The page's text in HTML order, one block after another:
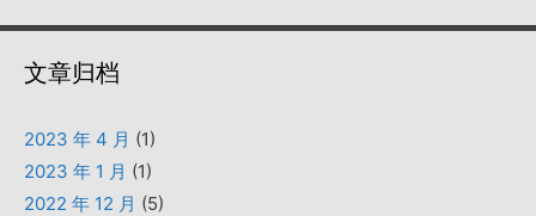
文章归档
2023 年 4 月 (1)
2023 年 1 月 (1)
2022 年 12 月 (5)